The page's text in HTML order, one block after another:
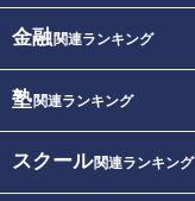
金融関連ランキング
塾関連ランキング
スクール関連ランキング